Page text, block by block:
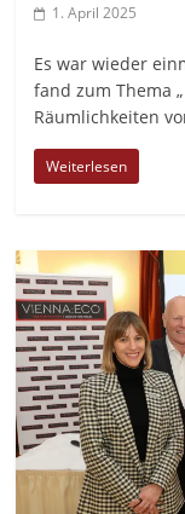
1. April 2025
Es war wieder
fand zum Thema
Räumlichkeiten
Weiterlesen